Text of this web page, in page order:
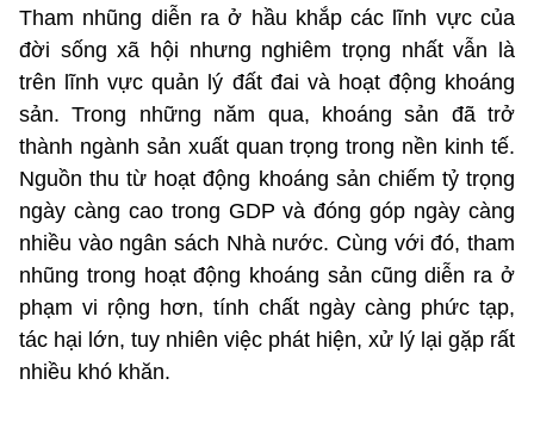
Tham nhũng diễn ra ở hầu khắp các lĩnh vực của
đời sống xã hội nhưng nghiêm trọng nhất vẫn là
trên lĩnh vực quản lý đất đai và hoạt động khoáng
sản. Trong những năm qua, khoáng sản đã trở
thành ngành sản xuất quan trọng trong nền kinh tế.
Nguồn thu từ hoạt động khoáng sản chiếm tỷ trọng
ngày càng cao trong GDP và đóng góp ngày càng
nhiều vào ngân sách Nhà nước. Cùng với đó, tham
nhũng trong hoạt động khoáng sản cũng diễn ra ở
phạm vi rộng hơn, tính chất ngày càng phức tạp,
tác hại lớn, tuy nhiên việc phát hiện, xử lý lại gặp rất
nhiều khó khăn.